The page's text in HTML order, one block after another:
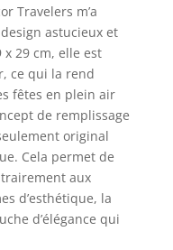
pourrez ainsi
vos
niques,
et autres
en
Finissez
les lourds
de bières !
FRAICHE
Grâce à
Travelers m’a
astucieux et
29 cm, elle est
ce qui la rend
fêtes en plein air
de remplissage
original
Cela permet de
aux
d’esthétique, la
d’élégance qui